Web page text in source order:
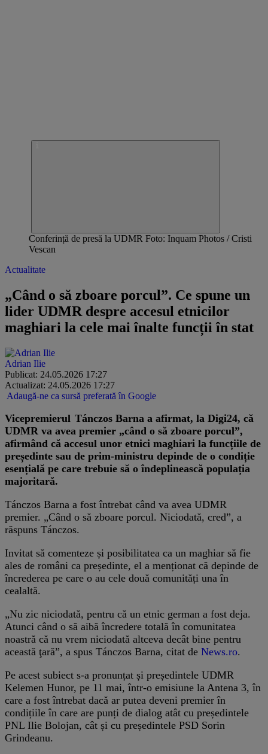
Conferință de presă la UDMR Foto: Inquam Photos / Cristi
Vescan
Actualitate
„Când o să zboare porcul”. Ce spune un
lider UDMR despre accesul etnicilor
maghiari la cele mai înalte funcții în stat
Adrian Ilie
Publicat: 24.05.2026 17:27
Actualizat: 24.05.2026 17:27
Adaugă-ne ca sursă preferată în Google
Vicepremierul Tánczos Barna a afirmat, la Digi24, că
UDMR va avea premier „când o să zboare porcul”,
afirmând că accesul unor etnici maghiari la funcțiile de
președinte sau de prim-ministru depinde de o condiție
esențială pe care trebuie să o îndeplinească populația
majoritară.
Tánczos Barna a fost întrebat când va avea UDMR
premier. „Când o să zboare porcul. Niciodată, cred”, a
răspuns Tánczos.
Invitat să comenteze și posibilitatea ca un maghiar să fie
ales de români ca președinte, el a menționat că depinde de
încrederea pe care o au cele două comunități una în
cealaltă.
„Nu zic niciodată, pentru că un etnic german a fost deja.
Atunci când o să aibă încredere totală în comunitatea
noastră că nu vrem niciodată altceva decât bine pentru
această ţară”, a spus Tánczos Barna, citat de News.ro.
Pe acest subiect s-a pronunțat și președintele UDMR
Kelemen Hunor, pe 11 mai, într-o emisiune la Antena 3, în
care a fost întrebat dacă ar putea deveni premier în
condițiile în care are punți de dialog atât cu președintele
PNL Ilie Bolojan, cât și cu președintele PSD Sorin
Grindeanu.